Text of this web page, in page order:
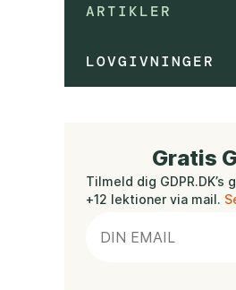
ARTIKLER
LOVGIVNINGER
Gratis
Tilmeld dig
+12 lektioner via mail.